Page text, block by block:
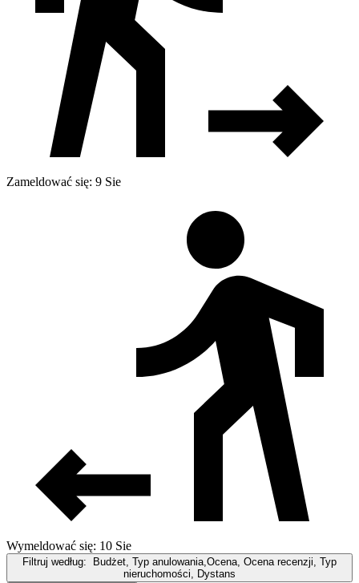
Zameldować się: 9 Sie
Wymeldować się: 10 Sie
Filtruj według: Budżet, Typ anulowania,Ocena, Ocena recenzji, Typ
nieruchomości, Dystans